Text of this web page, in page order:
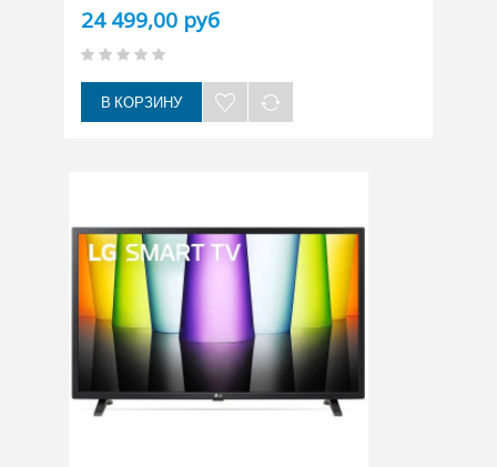
24 499,00 руб
В КОРЗИНУ